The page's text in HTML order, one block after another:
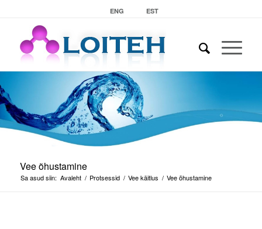
ENG EST
Vee õhustamine
Sa asud siin: Avaleht / Protsessid / Vee käitlus / Vee õhustamine